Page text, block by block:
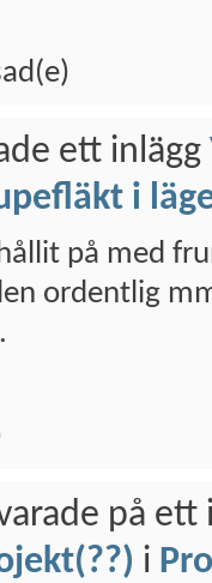
ett inlägg
i
på med
ordentlig
på ett
i